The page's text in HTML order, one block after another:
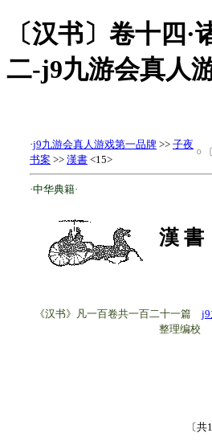
〔汉书〕卷十四·
二-j9九游会真人
·j9九游会真人游戏第一品牌 >> 子夜
书案 >> 漢書 <15>
·中华典籍·
漢 書
《汉书》凡一百卷共一百二十一篇 j9
整理编校
〔共